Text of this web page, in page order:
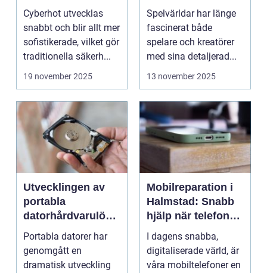
Cyberhot utvecklas
snabbt och blir allt mer
sofistikerade, vilket gör
traditionella säkerh...
19 november 2025
inspirerar verklig
stadsplanering
Spelvärldar har länge
fascinerat både
spelare och kreatörer
med sina detaljerad...
13 november 2025
Utvecklingen av
portabla
datorhårdvarulösn
ingar
Portabla datorer har
genomgått en
dramatisk utveckling
Mobilreparation i
Halmstad: Snabb
hjälp när telefonen
gått sönder
I dagens snabba,
digitaliserade värld, är
våra mobiltelefoner en